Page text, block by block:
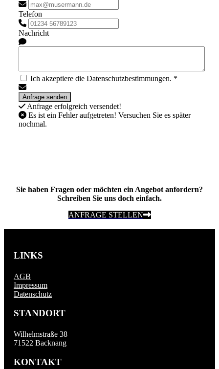
Telefon
Nachricht
Ich akzeptiere die Datenschutzbestimmungen. *
Anfrage erfolgreich versendet!
Es ist ein Fehler aufgetreten! Versuchen Sie es später
nochmal.
Sie haben Fragen oder möchten ein Angebot anfordern?
Schreiben Sie uns doch einfach.
ANFRAGE STELLEN
LINKS
AGB
Impressum
Datenschutz
STANDORT
Wilhelmstraße 38
71522 Backnang
KONTAKT